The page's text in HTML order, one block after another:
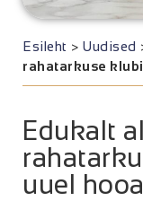
Esileht > Uudised
rahatarkuse
Edukalt
uuel